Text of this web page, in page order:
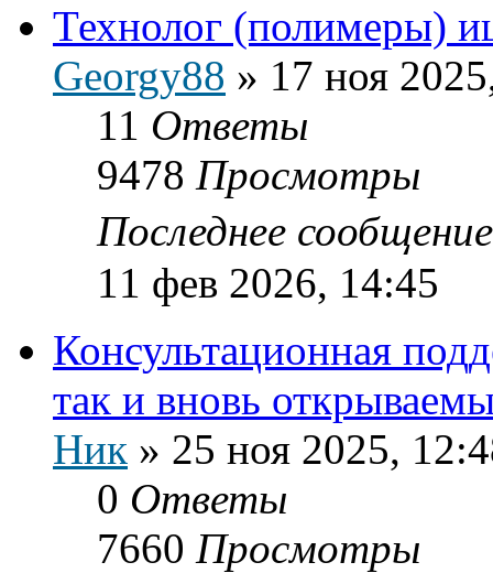
Технолог (полимеры)
Georgy88 » 17 ноя
11 Ответы
9478 Просмотры
Последнее
11 фев 2026, 14:45
Консультационная
так и вновь
Ник » 25 ноя 2025,
0 Ответы
7660 Просмотры